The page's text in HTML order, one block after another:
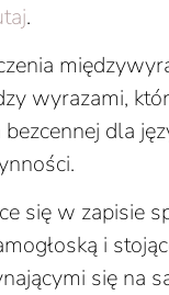
.
wyrazami,
dla
się w zapisie
i
się na